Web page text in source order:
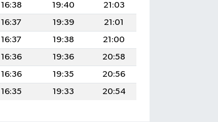
16:38 19:40
21:03
16:37 19:39
21:01
16:37 19:38
21:00
16:36 19:36
20:58
16:36 19:35
20:56
16:35 19:33 20:54